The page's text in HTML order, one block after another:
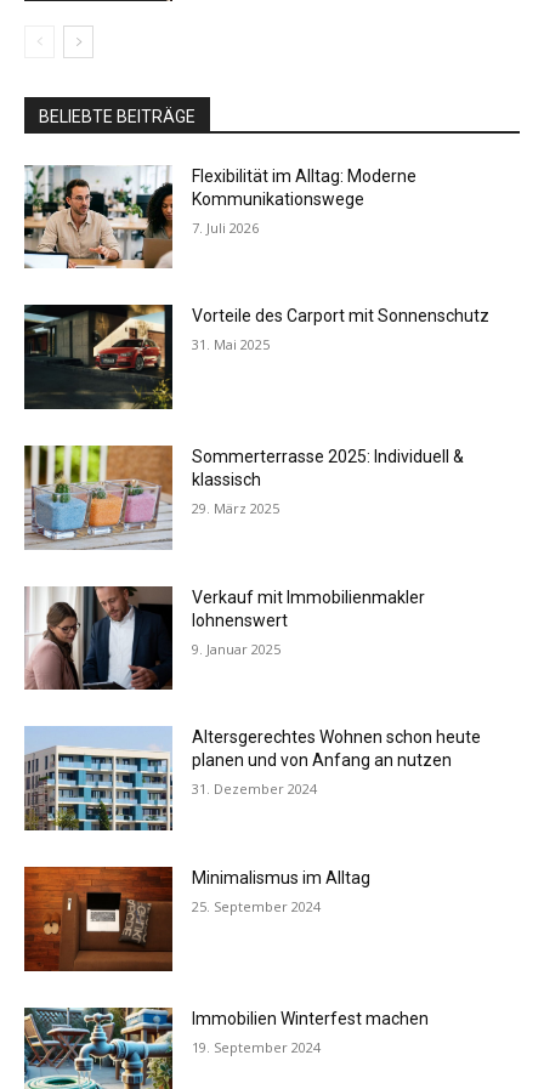
BELIEBTE BEITRÄGE
Flexibilität im Alltag: Moderne
Kommunikationswege
7. Juli 2026
Vorteile des Carport mit Sonnenschutz
31. Mai 2025
Sommerterrasse 2025: Individuell &
klassisch
29. März 2025
Verkauf mit Immobilienmakler
lohnenswert
9. Januar 2025
Altersgerechtes Wohnen schon heute
planen und von Anfang an nutzen
31. Dezember 2024
Minimalismus im Alltag
25. September 2024
Immobilien Winterfest machen
19. September 2024